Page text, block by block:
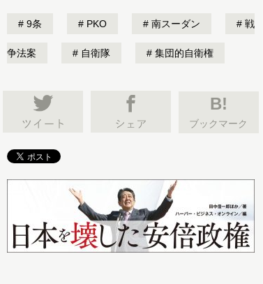
9条 PKO 南スーダン 戦
争法案 自衛隊 集団的自衛権
B!
ブックマーク